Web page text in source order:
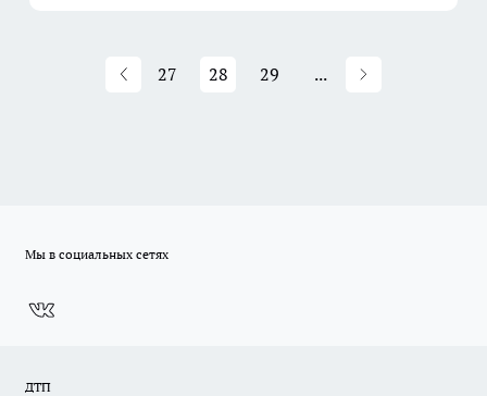
27 28 29 ...
Мы в социальных сетях
ДТП